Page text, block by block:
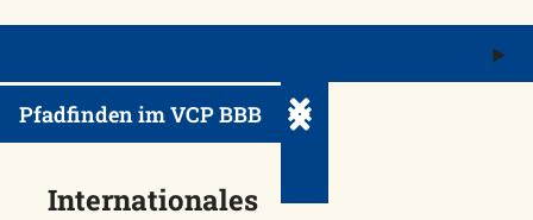
Pfadfinden im VCP BBB Untermenü ein-/
Internationales